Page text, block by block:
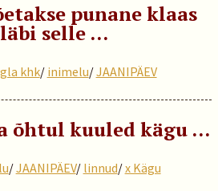
punane klaas
selle …
khk/ inimelu/JAANIPÄEV
õhtul kuuled kägu …
/JAANIPÄEV/ linnud/x Kägu